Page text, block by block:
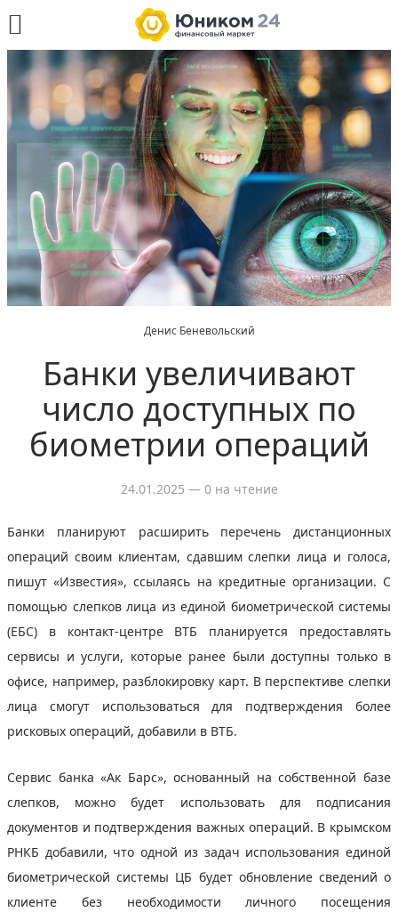
Денис Беневольский
Банки увеличивают
число доступных по
биометрии операций
24.01.2025 — 0 на чтение
Банки планируют расширить перечень дистанционных
операций своим клиентам, сдавшим слепки лица и голоса,
пишут «Известия», ссылаясь на кредитные организации. С
помощью слепков лица из единой биометрической системы
(ЕБС) в контакт-центре ВТБ планируется предоставлять
сервисы и услуги, которые ранее были доступны только в
офисе, например, разблокировку карт. В перспективе слепки
лица смогут использоваться для подтверждения более
рисковых операций, добавили в ВТБ.
Сервис банка «Ак Барс», основанный на собственной базе
слепков, можно будет использовать для подписания
документов и подтверждения важных операций. В крымском
РНКБ добавили, что одной из задач использования единой
биометрической системы ЦБ будет обновление сведений о
клиенте без необходимости личного посещения